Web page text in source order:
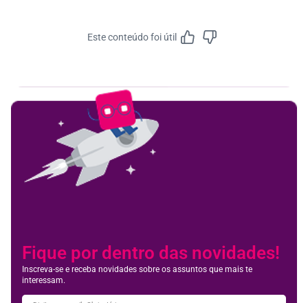
Este conteúdo foi útil
Fique por dentro das novidades!
Inscreva-se e receba novidades sobre os assuntos que mais te
interessam.